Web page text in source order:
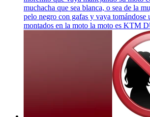
muchacha que sea blanca, o sea de la
pelo negro con gafas y vaya tomándose
montados en la moto la moto es KTM